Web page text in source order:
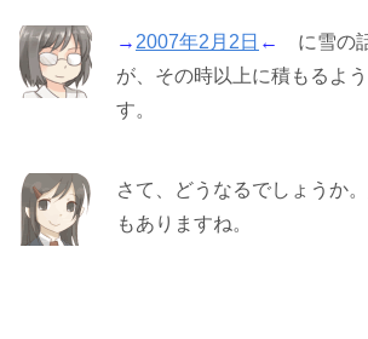
→ 2007年2月2日 ←
に雪の
が、その時以上に積もるよ
す。
さて、どうなるでしょうか
もありますね。